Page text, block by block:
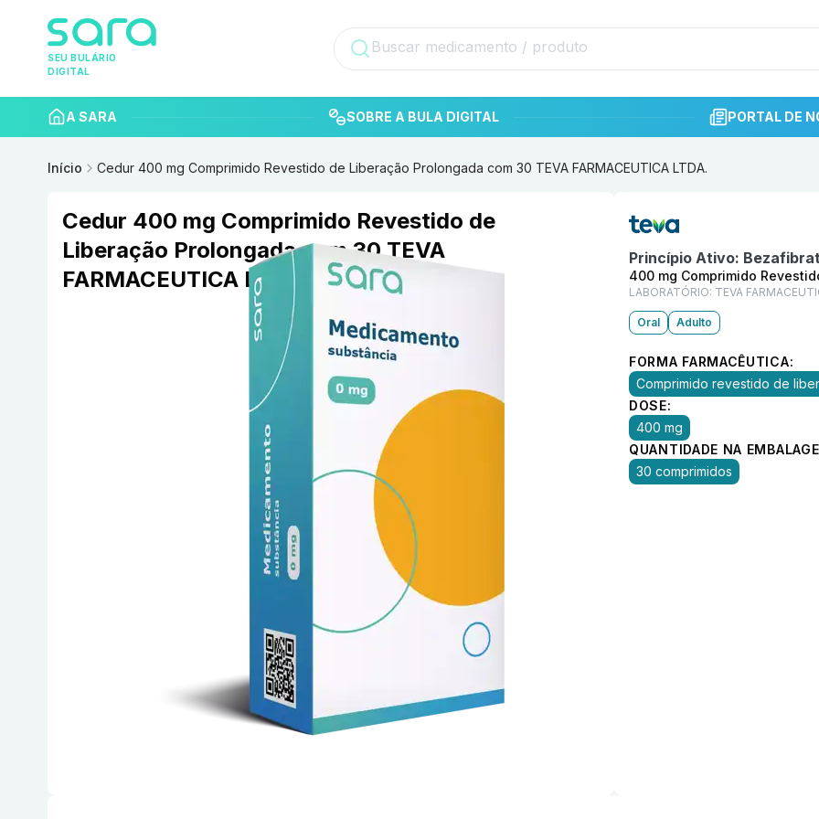
SEU BULÁRIO
DIGITAL
A SARA SOBRE A BULA DIGITAL PORTAL DE
Início Cedur 400 mg Comprimido Revestido de Liberação Prolongada com 30 TEVA FARMACEUTICA LTDA.
Cedur 400 mg Comprimido Revestido de
Liberação Prolongada com 30 TEVA
FARMACEUTICA LTDA.
Princípio Ativo:
400 mg Comprimido
LABORATÓRIO: TEVA
Oral Adulto
FORMA FARMACÊUTICA:
Comprimido revestido de
DOSE:
400 mg
QUANTIDADE NA
30 comprimidos